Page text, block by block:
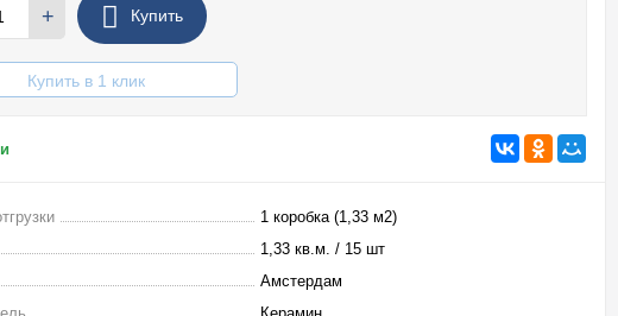
+ Купить
Купить в 1 клик
1 коробка (1,33 м2)
1,33 кв.м. / 15 шт
Амстердам